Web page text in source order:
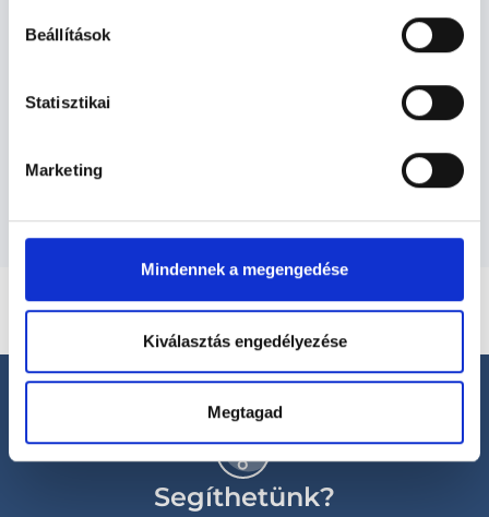
Beállítások
Statisztikai
Marketing
Mindennek a megengedése
Kiválasztás engedélyezése
Megtagad
orvosok
Segíthetünk?